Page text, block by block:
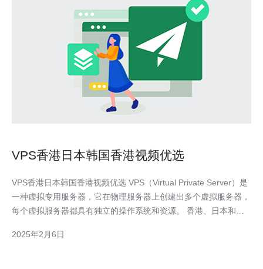
VPS香港日本韩国香港视频优选
VPS香港日本韩国香港视频优选 VPS（Virtual Private Server）是
一种虚拟专用服务器，它在物理服务器上创建出多个虚拟服务器，
每个虚拟服务器都具有独立的操作系统和资源。 香港、日本和韩
量的数据中心设施。选择在这些地方使用VPS可以获得以下优势：
2025年2月6日